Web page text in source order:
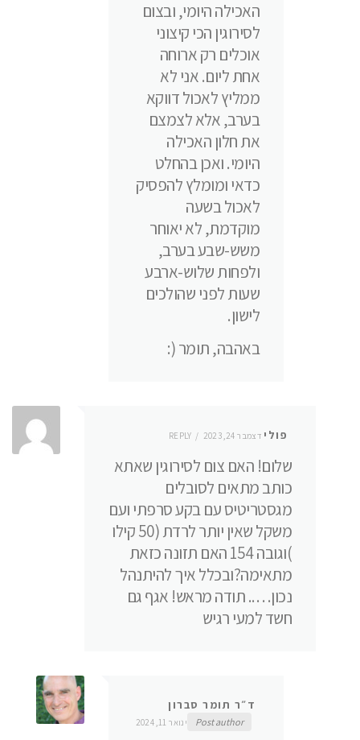
האכילה היומי, ובצום
לסירוגין הכי קיצוני
אוכלים רק ארוחה
אחת ליום. אני לא
ממליץ לאכול דווקא
בערב, אלא לצמצם
את חלון האכילה
היומי. ואכן בהחלט
כדאי ומומלץ להפסיק
לאכול בשעה
מוקדמת, לא יאוחר
משש-שבע בערב,
ולפחות שלוש-ארבע
שעות לפני שהולכים
לישון.
באהבה, תומר (:
פולי דצמבר 24, 2023 REPLY
שלום! האם צום לסירוגין שאתא
כותב מתאים לסובלים
מגסטריטיס עם בקע סרפתי ועם
משקל שאין יותר לרדת (50 קילו
)וגובה 154 האם תזונה כזאת
מתאימה?ובכלל איך להיתנהל
נכון….. תודה מראש! אגף גם
חשד למעי רגיש
ד״ר תומר סברון
Post author ינואר 11, 2024